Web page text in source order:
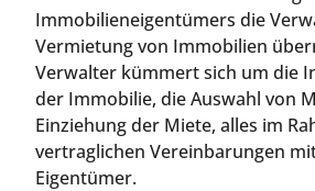
Immobilieneigentümers die
Vermietung von Immobilien
Verwalter kümmert sich um die
der Immobilie, die Auswahl von
Einziehung der Miete, alles im
vertraglichen Vereinbarungen
Eigentümer.